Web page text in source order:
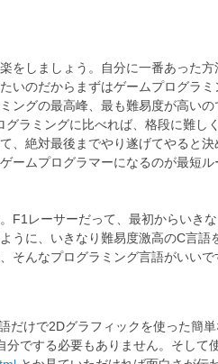
をしましょう。自分に一番あった
いのだからまずはゲームプログラ
ングの最高峰、最も難易度が高い
ラミングに比べれば、格段に難し
、絶対最後までやり遂げてやると決
ームプログラマーになるのが最短
F1レーサーだって、最初からいき
うに、いきなり難易度激高のC言語
そんなプログラミング言語がいい
だけで2Dグラフィックを使った簡
でする必要もありません。そして